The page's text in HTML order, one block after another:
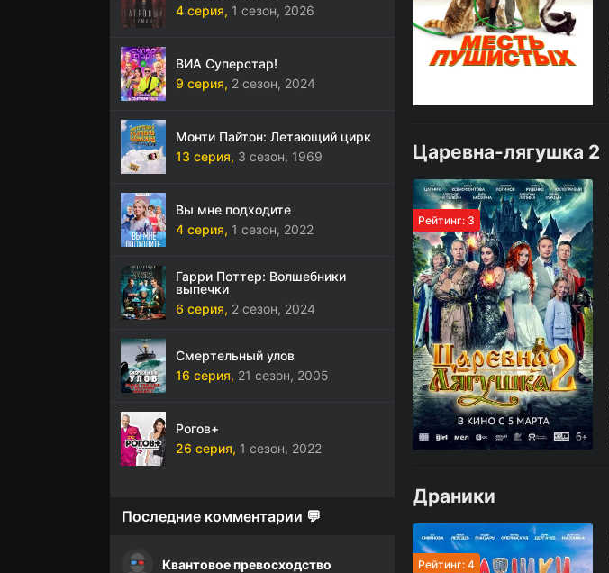
Царевна-лягушка 2
Рейтинг: 3
Драники
Рейтинг: 4
4 серия, 1 сезон, 2026
ВИА Суперстар!
9 серия, 2 сезон, 2024
Монти Пайтон: Летающий цирк
13 серия, 3 сезон, 1969
Вы мне подходите
4 серия, 1 сезон, 2022
Гарри Поттер: Волшебники
выпечки
6 серия, 2 сезон, 2024
Смертельный улов
16 серия, 21 сезон, 2005
Рогов+
26 серия, 1 сезон, 2022
Последние комментарии 💬
Квантовое превосходство